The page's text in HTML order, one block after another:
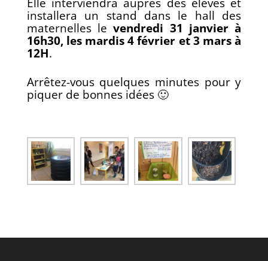
installera un stand dans le hall des
maternelles levendredi 31 janvier à
16h30, les mardis 4 février et 3 mars à
12H.
Arrêtez-vous quelques minutes pour y
piquer de bonnes idées 🙂